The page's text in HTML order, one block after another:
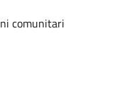
comunitari